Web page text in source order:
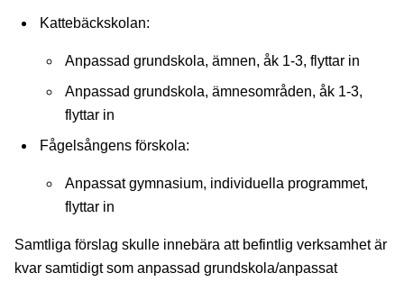
Kattebäckskolan:
Anpassad grundskola, ämnen, åk 1-3, flyttar in
Anpassad grundskola, ämnesområden, åk 1-3,
flyttar in
Fågelsångens förskola:
Anpassat gymnasium, individuella programmet,
flyttar in
Samtliga förslag skulle innebära att befintlig verksamhet är
kvar samtidigt som anpassad grundskola/anpassat